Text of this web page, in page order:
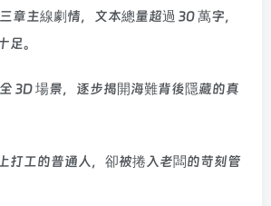
章主線劇情，文本總量超過 30 萬字，
足。
3D 場景，逐步揭開海難背後隱藏的真
打工的普通人，卻被捲入老闆的苛刻管